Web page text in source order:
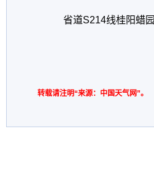
省道S214线桂阳蜡园
转载请注明“来源：中国天气网”。